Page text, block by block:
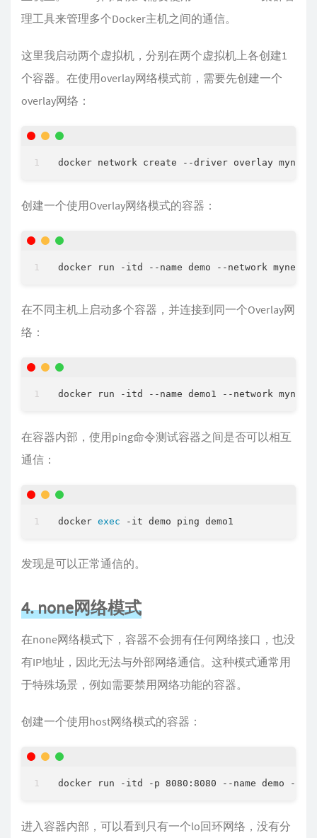
理工具来管理多个Docker主机之间的通信。
这里我启动两个虚拟机，分别在两个虚拟机上各创建1
个容器。在使用overlay网络模式前，需要先创建一个
overlay网络：
创建一个使用Overlay网络模式的容器：
在不同主机上启动多个容器，并连接到同一个Overlay网
络：
在容器内部，使用ping命令测试容器之间是否可以相互
通信：
docker exec
发现是可以正常通信的。
4. none网络模式
在none网络模式下，容器不会拥有任何网络接口，也没
有IP地址，因此无法与外部网络通信。这种模式通常用
于特殊场景，例如需要禁用网络功能的容器。
创建一个使用host网络模式的容器：
进入容器内部，可以看到只有一个lo回环网络，没有分